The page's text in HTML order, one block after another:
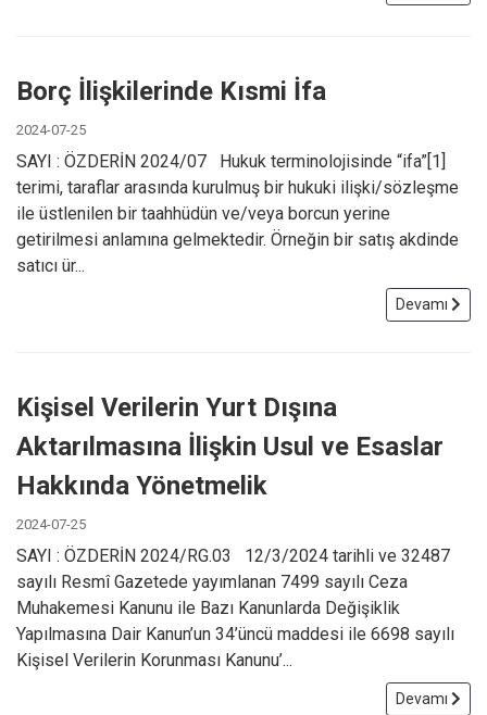
Borç İlişkilerinde Kısmi İfa
2024-07-25
SAYI : ÖZDERİN 2024/07 Hukuk terminolojisinde “ifa”[1]
terimi, taraflar arasında kurulmuş bir hukuki ilişki/sözleşme
ile üstlenilen bir taahhüdün ve/veya borcun yerine
getirilmesi anlamına gelmektedir. Örneğin bir satış akdinde
satıcı ür...
Devamı
Kişisel Verilerin Yurt Dışına
Aktarılmasına İlişkin Usul ve Esaslar
Hakkında Yönetmelik
2024-07-25
SAYI : ÖZDERİN 2024/RG.03 12/3/2024 tarihli ve 32487
sayılı Resmî Gazetede yayımlanan 7499 sayılı Ceza
Muhakemesi Kanunu ile Bazı Kanunlarda Değişiklik
Yapılmasına Dair Kanun’un 34’üncü maddesi ile 6698 sayılı
Kişisel Verilerin Korunması Kanunu’...
Devamı